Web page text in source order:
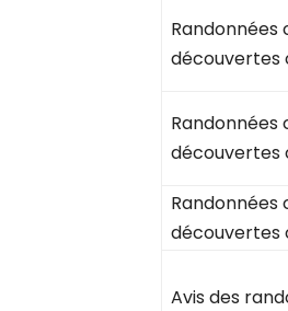
Randonnées
découvertes
Randonnées
découvertes
Randonnées
découvertes
Avis des